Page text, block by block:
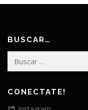
BUSCAR…
CONECTATE!